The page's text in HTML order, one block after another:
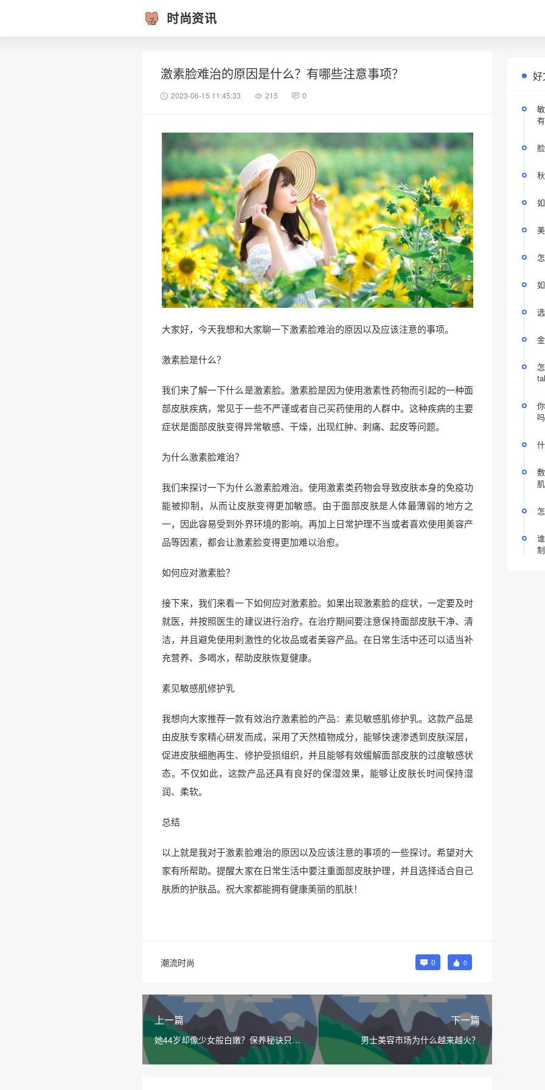
时尚资讯
激素脸难治的原因是什么？有哪些注意事项？
2023-06-15 11:45:33 215 0
大家好，今天我想和大家聊一下激素脸难治的原因以及应该注意的事项。
激素脸是什么？
我们来了解一下什么是激素脸。激素脸是因为使用激素性药物而引起的一种面
部皮肤疾病，常见于一些不严谨或者自己买药使用的人群中。这种疾病的主要
症状是面部皮肤变得异常敏感、干燥，出现红肿、刺痛、起皮等问题。
为什么激素脸难治？
我们来探讨一下为什么激素脸难治。使用激素类药物会导致皮肤本身的免疫功
能被抑制，从而让皮肤变得更加敏感。由于面部皮肤是人体最薄弱的地方之
一，因此容易受到外界环境的影响。再加上日常护理不当或者喜欢使用美容产
品等因素，都会让激素脸变得更加难以治愈。
如何应对激素脸？
接下来，我们来看一下如何应对激素脸。如果出现激素脸的症状，一定要及时
就医，并按照医生的建议进行治疗。在治疗期间要注意保持面部皮肤干净、清
洁，并且避免使用刺激性的化妆品或者美容产品。在日常生活中还可以适当补
充营养、多喝水，帮助皮肤恢复健康。
素见敏感肌修护乳
我想向大家推荐一款有效治疗激素脸的产品：素见敏感肌修护乳。这款产品是
由皮肤专家精心研发而成，采用了天然植物成分，能够快速渗透到皮肤深层，
促进皮肤细胞再生、修护受损组织，并且能够有效缓解面部皮肤的过度敏感状
态。不仅如此，这款产品还具有良好的保湿效果，能够让皮肤长时间保持湿
润、柔软。
总结
以上就是我对于激素脸难治的原因以及应该注意的事项的一些探讨。希望对大
家有所帮助。提醒大家在日常生活中要注重面部皮肤护理，并且选择适合自己
肤质的护肤品。祝大家都能拥有健康美丽的肌肤！
潮流时尚 0 0
上一篇
她44岁却像少女般白嫩？保养秘诀只有
下一篇
男士美容市场为什么越来越火？
好